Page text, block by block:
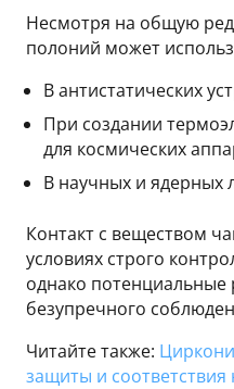
Несмотря на общую
полоний может
В антистатических
При создании
для космических
В научных и ядерных
Контакт с веществом
условиях строго
однако потенциальные
безупречного
Читайте также:
защиты и